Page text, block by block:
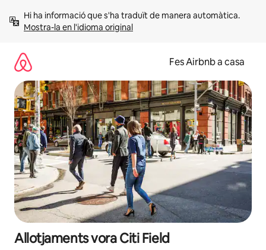
Mostra-la en l'idioma original
Fes Airbnb a casa
Allotjaments vora Citi Field